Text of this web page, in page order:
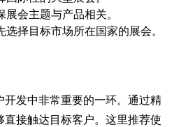
展会主题与产品相关。
选择目标市场所在国家的展会。
开发中非常重要的一环。通过精
直接触达目标客户。这里推荐使